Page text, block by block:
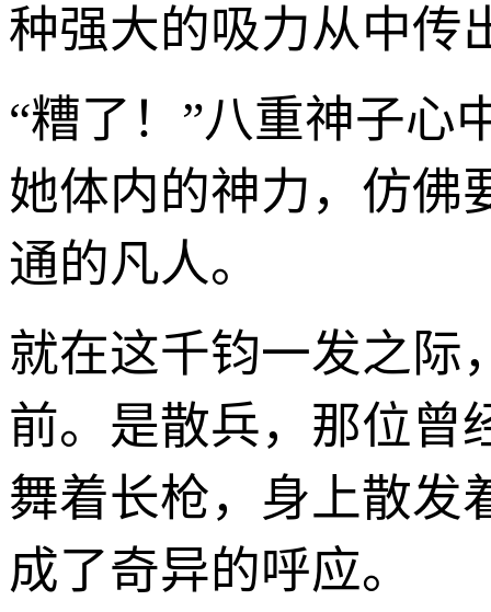
种强大的吸力从中传
“糟了！”八重神子心
她体内的神力，仿佛
通的凡人。
就在这千钧一发之际
前。是散兵，那位曾
舞着长枪，身上散发
成了奇异的呼应。